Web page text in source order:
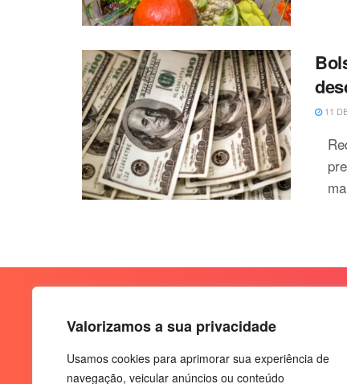
Valorizamos a sua privacidade
Usamos cookies para aprimorar sua experiência de
navegação, veicular anúncios ou conteúdo
11